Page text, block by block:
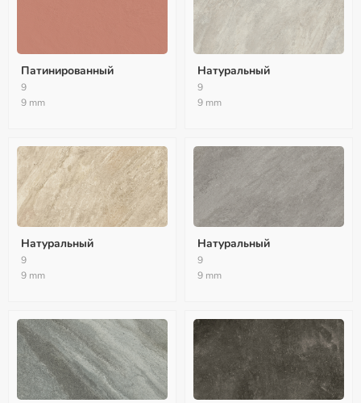
Патинированный
9
9 mm
Натуральный
9
9 mm
Натуральный
9
9 mm
Натуральный
9
9 mm